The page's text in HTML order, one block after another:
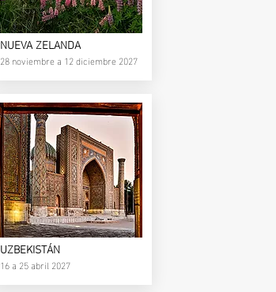
NUEVA ZELANDA
28 noviembre a 12 diciembre 2027
UZBEKISTÁN
16 a 25 abril 2027